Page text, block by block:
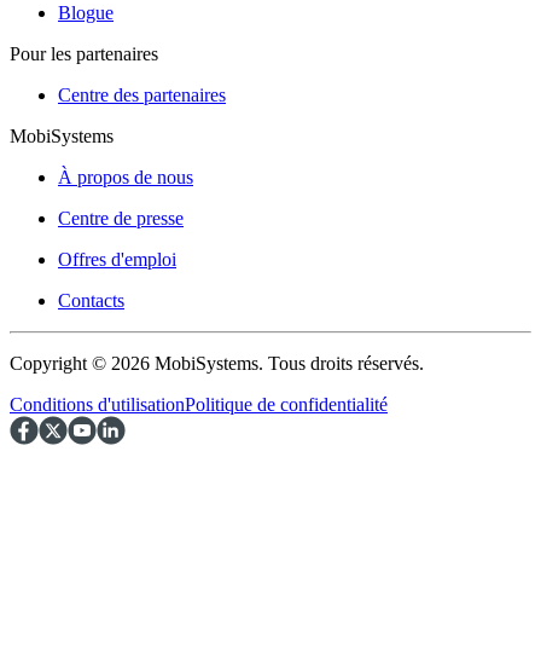
Blogue
Pour les partenaires
Centre des partenaires
MobiSystems
À propos de nous
Centre de presse
Offres d'emploi
Contacts
Copyright © 2026 MobiSystems. Tous droits réservés.
Conditions d'utilisationPolitique de confidentialité